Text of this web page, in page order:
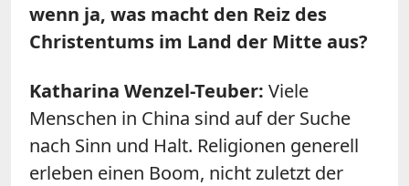
wenn ja, was macht den Reiz des
Christentums im Land der Mitte aus?
Katharina Wenzel-Teuber: Viele
Menschen in China sind auf der Suche
nach Sinn und Halt. Religionen generell
erleben einen Boom, nicht zuletzt der